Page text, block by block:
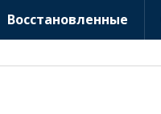
Восстановленные